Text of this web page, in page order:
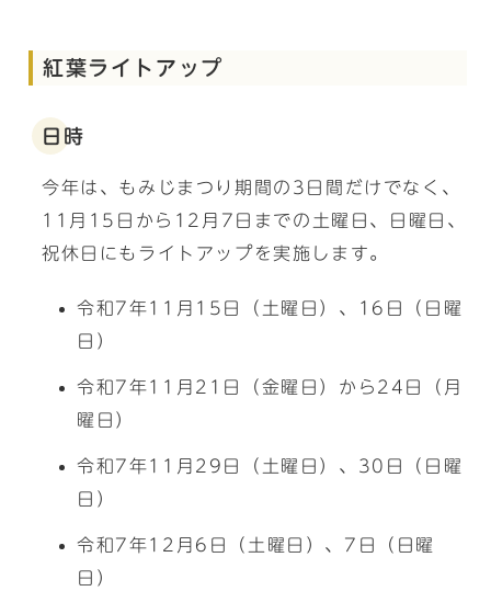
紅葉ライトアップ
日時
今年は、もみじまつり期間の3日間だけでなく、
11月15日から12月7日までの土曜日、日曜日、
祝休日にもライトアップを実施します。
令和7年11月15日（土曜日）、16日（日曜
日）
令和7年11月21日（金曜日）から24日（月
曜日）
令和7年11月29日（土曜日）、30日（日曜
日）
令和7年12月6日（土曜日）、7日（日曜
日）